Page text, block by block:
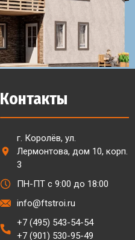
Контакты
г. Королёв, ул.
Лермонтова, дом 10, корп.
3
ПН-ПТ с 9:00 до 18:00
info@ftstroi.ru
+7 (495) 543-54-54
+7 (901) 530-95-49